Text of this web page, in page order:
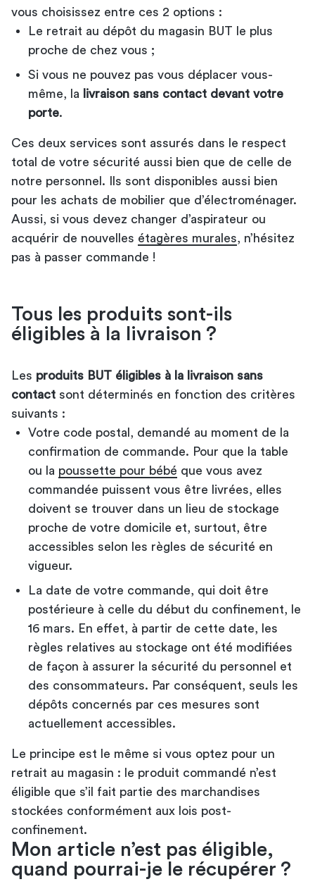
vous choisissez entre ces 2 options :
Le retrait au dépôt du magasin BUT le plus
proche de chez vous ;
Si vous ne pouvez pas vous déplacer vous-
même, la
livraison sans contact devant votre
porte.
Ces deux services sont assurés dans le respect
total de votre sécurité aussi bien que de celle de
notre personnel. Ils sont disponibles aussi bien
pour les achats de mobilier que d’électroménager.
Aussi, si vous devez changer d’aspirateur ou
acquérir de nouvelles étagères murales , n’hésitez
pas à passer commande !
Tous les produits sont-ils
éligibles à la livraison ?
Les produits BUT éligibles à la livraison sans
contact sont déterminés en fonction des critères
suivants :
Votre code postal, demandé au moment de la
confirmation de commande. Pour que la table
ou la poussette pour bébé que vous avez
commandée puissent vous être livrées, elles
doivent se trouver dans un lieu de stockage
proche de votre domicile et, surtout, être
accessibles selon les règles de sécurité en
vigueur.
La date de votre commande, qui doit être
postérieure à celle du début du confinement, le
16 mars. En effet, à partir de cette date, les
règles relatives au stockage ont été modifiées
de façon à assurer la sécurité du personnel et
des consommateurs. Par conséquent, seuls les
dépôts concernés par ces mesures sont
actuellement accessibles.
Le principe est le même si vous optez pour un
retrait au magasin : le produit commandé n’est
éligible que s’il fait partie des marchandises
stockées conformément aux lois post-
confinement.
Mon article n’est pas éligible,
quand pourrai-je le récupérer ?